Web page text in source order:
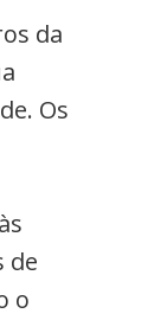
da
Os
de
o